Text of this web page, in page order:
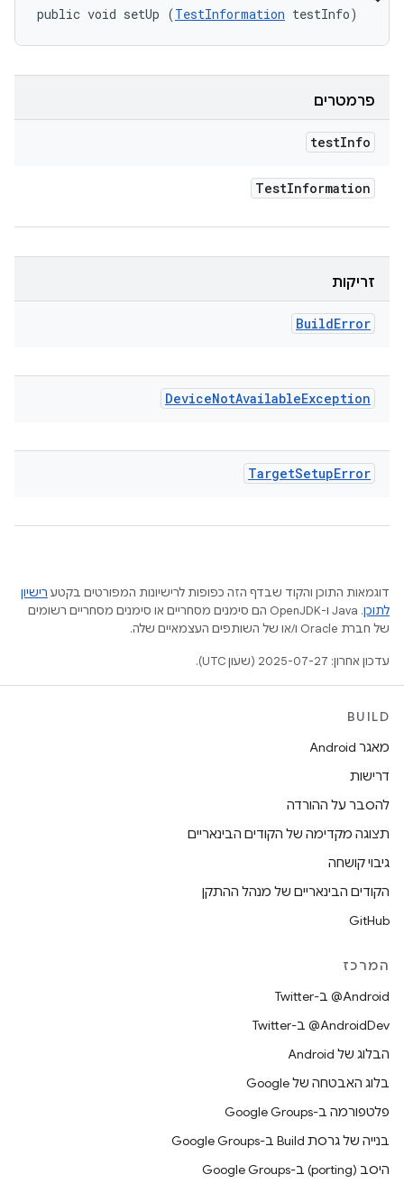
public void setUp (TestInformation testInfo)
פרמטרים
testInfo
TestInformation
זריקות
BuildError
DeviceNotAvailableException
TargetSetupError
דוגמאות התוכן והקוד שבדף הזה כפופות לרישיונות המפורטים בקטע רישיון
לתוכן
.‏ Java ו-OpenJDK הם סימנים מסחריים או סימנים מסחריים רשומים
של חברת Oracle ו/או של השותפים העצמאיים שלה.
עדכון אחרון: 2025-07-27 (שעון UTC).
BUILD
מאגר Android
דרישות
להסבר על ההורדה
תצוגה מקדימה של הקודים הבינאריים
גיבוי קושחה
הקודים הבינאריים של מנהל ההתקן
GitHub
המרכז
‎@Android ב-Twitter
‎@AndroidDev ב-Twitter
הבלוג של Android
בלוג האבטחה של Google
פלטפורמה ב-Google Groups
בנייה של גרסת Build ב-Google Groups
היסב (porting) ב-Google Groups